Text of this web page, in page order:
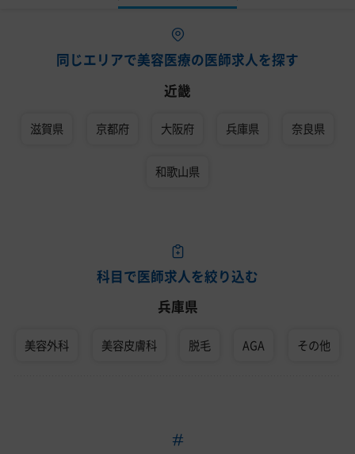
同じエリアで美容医療の医師求人を探す
近畿
滋賀県 京都府 大阪府 兵庫県 奈良県
和歌山県
科目で医師求人を絞り込む
兵庫県
美容外科 美容皮膚科 脱毛 AGA その他